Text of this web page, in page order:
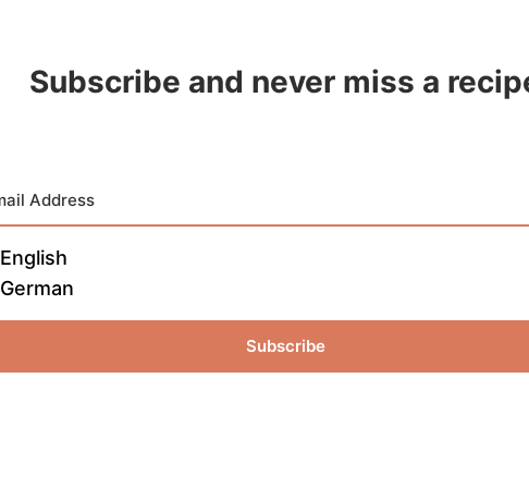
Subscribe and never miss a
English
German
Subscribe